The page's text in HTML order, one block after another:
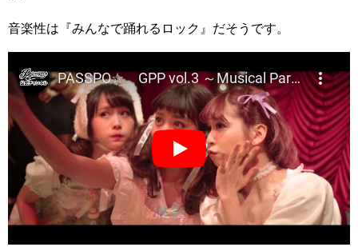
音楽性は『みんなで踊れるロック』だそうです。